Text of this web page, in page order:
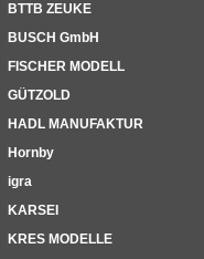
BTTB ZEUKE
BUSCH GmbH
FISCHER MODELL
GÜTZOLD
HADL MANUFAKTUR
Hornby
igra
KARSEI
KRES MODELLE